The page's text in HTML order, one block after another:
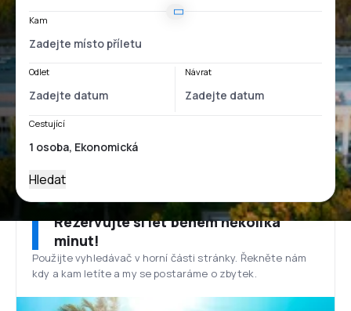
Kam
Odlet Návrat
Cestující
Hledat
Rezervujte si let během několika
minut!
Použijte vyhledávač v horní části stránky. Řekněte nám
kdy a kam letíte a my se postaráme o zbytek.